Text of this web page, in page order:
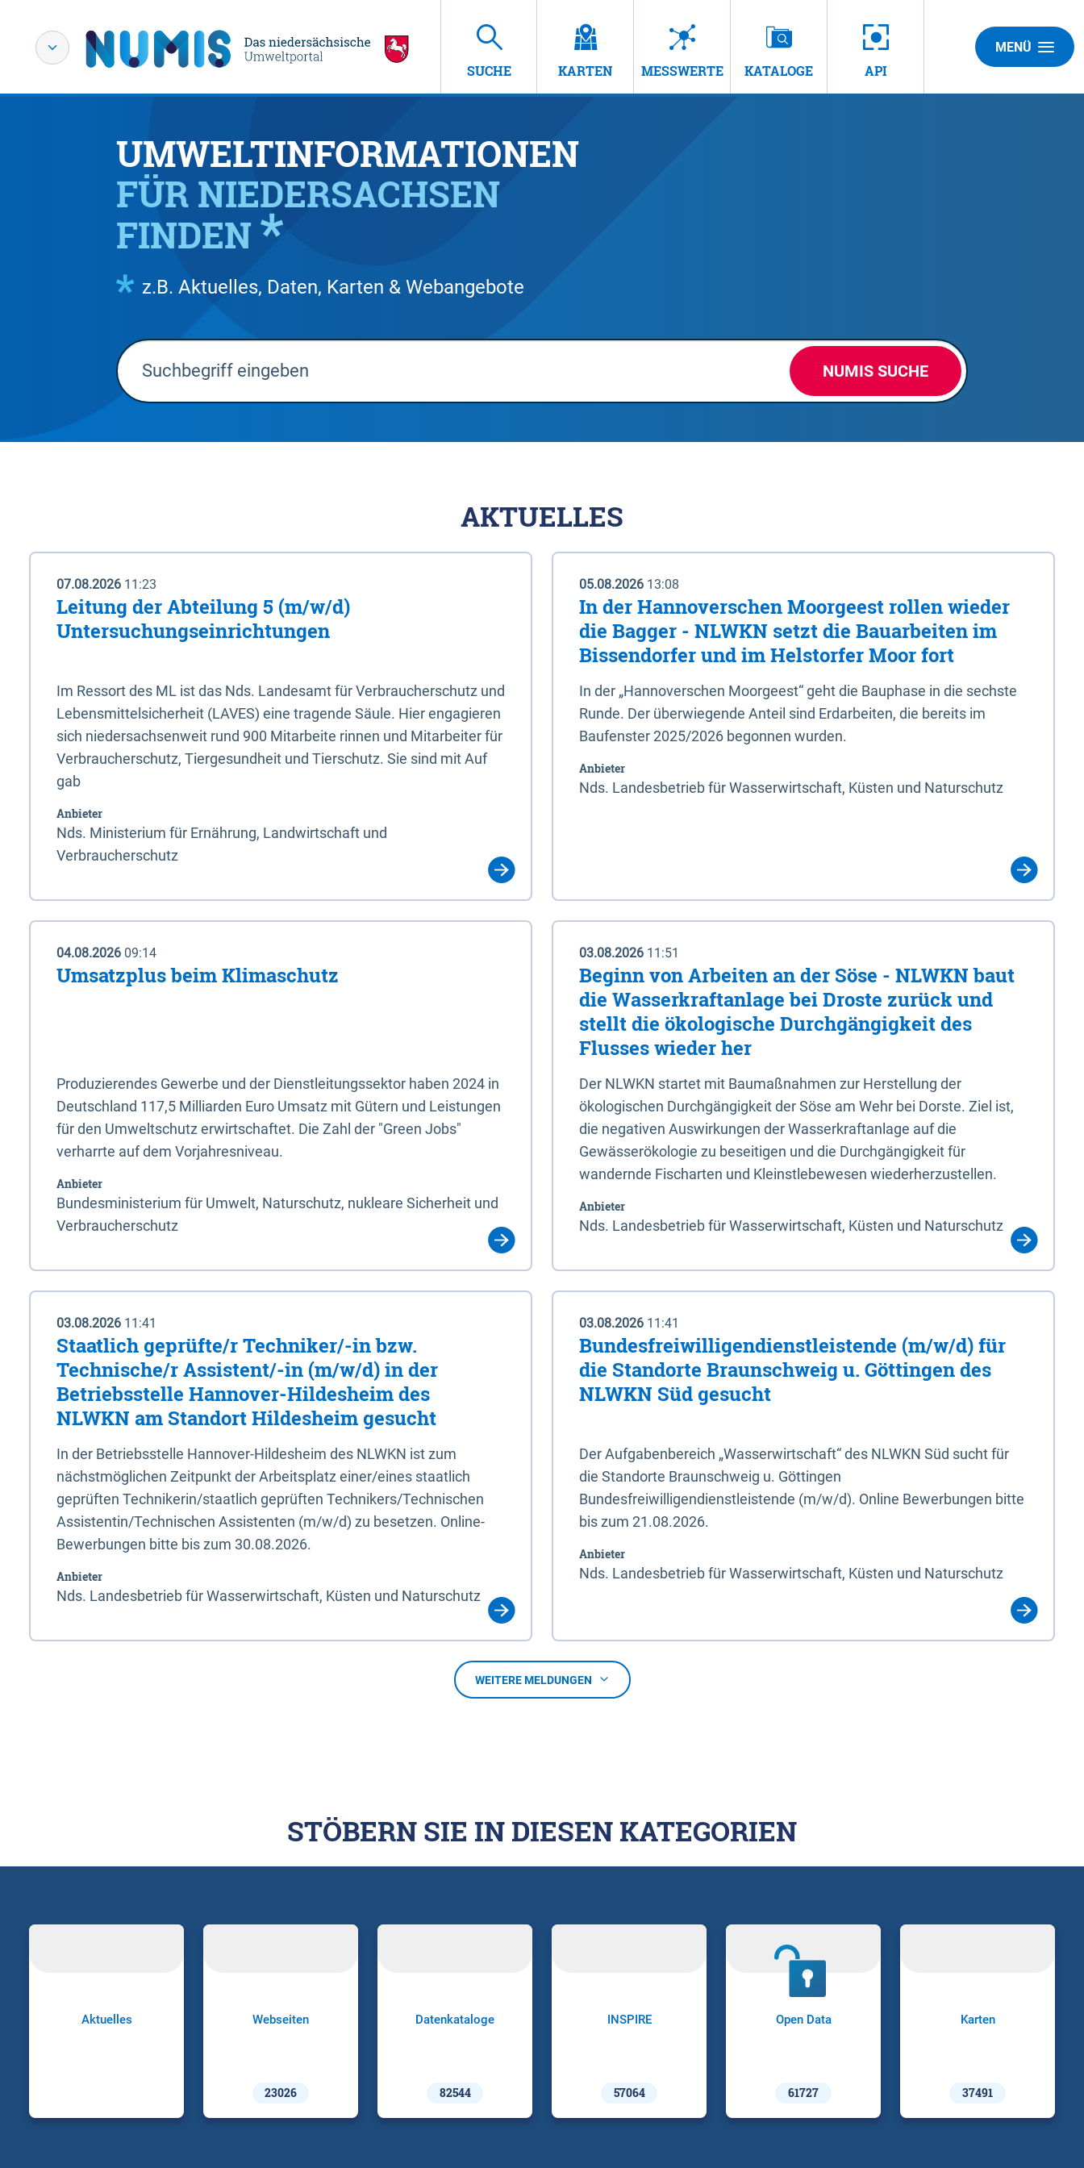
SUCHE KARTEN MESSWERTE KATALOGE API
MENÜ
UMWELTINFORMATIONEN
FÜR NIEDERSACHSEN
FINDEN
z.B. Aktuelles, Daten, Karten & Webangebote
NUMIS SUCHE
AKTUELLES
07.08.2026 11:23
Leitung der Abteilung 5 (m/w/d)
Untersuchungseinrichtungen
Im Ressort des ML ist das Nds. Landesamt für Verbraucherschutz und
Lebensmittelsicherheit (LAVES) eine tragende Säule. Hier engagieren
sich niedersachsenweit rund 900 Mitarbeite rinnen und Mitarbeiter für
Verbraucherschutz, Tiergesundheit und Tierschutz. Sie sind mit Auf
gab
Anbieter
Nds. Ministerium für Ernährung, Landwirtschaft und
Verbraucherschutz
05.08.2026 13:08
In der Hannoverschen Moorgeest rollen wieder
die Bagger - NLWKN setzt die Bauarbeiten im
Bissendorfer und im Helstorfer Moor fort
In der „Hannoverschen Moorgeest“ geht die Bauphase in die sechste
Runde. Der überwiegende Anteil sind Erdarbeiten, die bereits im
Baufenster 2025/2026 begonnen wurden.
Anbieter
Nds. Landesbetrieb für Wasserwirtschaft, Küsten und Naturschutz
04.08.2026 09:14
Umsatzplus beim Klimaschutz
Produzierendes Gewerbe und der Dienstleitungssektor haben 2024 in
Deutschland 117,5 Milliarden Euro Umsatz mit Gütern und Leistungen
für den Umweltschutz erwirtschaftet. Die Zahl der "Green Jobs"
verharrte auf dem Vorjahresniveau.
Anbieter
Bundesministerium für Umwelt, Naturschutz, nukleare Sicherheit und
Verbraucherschutz
03.08.2026 11:51
Beginn von Arbeiten an der Söse - NLWKN baut
die Wasserkraftanlage bei Droste zurück und
stellt die ökologische Durchgängigkeit des
Flusses wieder her
Der NLWKN startet mit Baumaßnahmen zur Herstellung der
ökologischen Durchgängigkeit der Söse am Wehr bei Dorste. Ziel ist,
die negativen Auswirkungen der Wasserkraftanlage auf die
Gewässerökologie zu beseitigen und die Durchgängigkeit für
wandernde Fischarten und Kleinstlebewesen wiederherzustellen.
Anbieter
Nds. Landesbetrieb für Wasserwirtschaft, Küsten und Naturschutz
03.08.2026 11:41
Staatlich geprüfte/r Techniker/-in bzw.
Technische/r Assistent/-in (m/w/d) in der
Betriebsstelle Hannover-Hildesheim des
NLWKN am Standort Hildesheim gesucht
In der Betriebsstelle Hannover-Hildesheim des NLWKN ist zum
nächstmöglichen Zeitpunkt der Arbeitsplatz einer/eines staatlich
geprüften Technikerin/staatlich geprüften Technikers/Technischen
Assistentin/Technischen Assistenten (m/w/d) zu besetzen. Online-
Bewerbungen bitte bis zum 30.08.2026.
Anbieter
Nds. Landesbetrieb für Wasserwirtschaft, Küsten und Naturschutz
03.08.2026 11:41
Bundesfreiwilligendienstleistende (m/w/d) für
die Standorte Braunschweig u. Göttingen des
NLWKN Süd gesucht
Der Aufgabenbereich „Wasserwirtschaft“ des NLWKN Süd sucht für
die Standorte Braunschweig u. Göttingen
Bundesfreiwilligendienstleistende (m/w/d). Online Bewerbungen bitte
bis zum 21.08.2026.
Anbieter
Nds. Landesbetrieb für Wasserwirtschaft, Küsten und Naturschutz
WEITERE MELDUNGEN
STÖBERN SIE IN DIESEN KATEGORIEN
Aktuelles Webseiten
23026
Datenkataloge
82544
INSPIRE
57064
Open Data
61727
Karten
37491